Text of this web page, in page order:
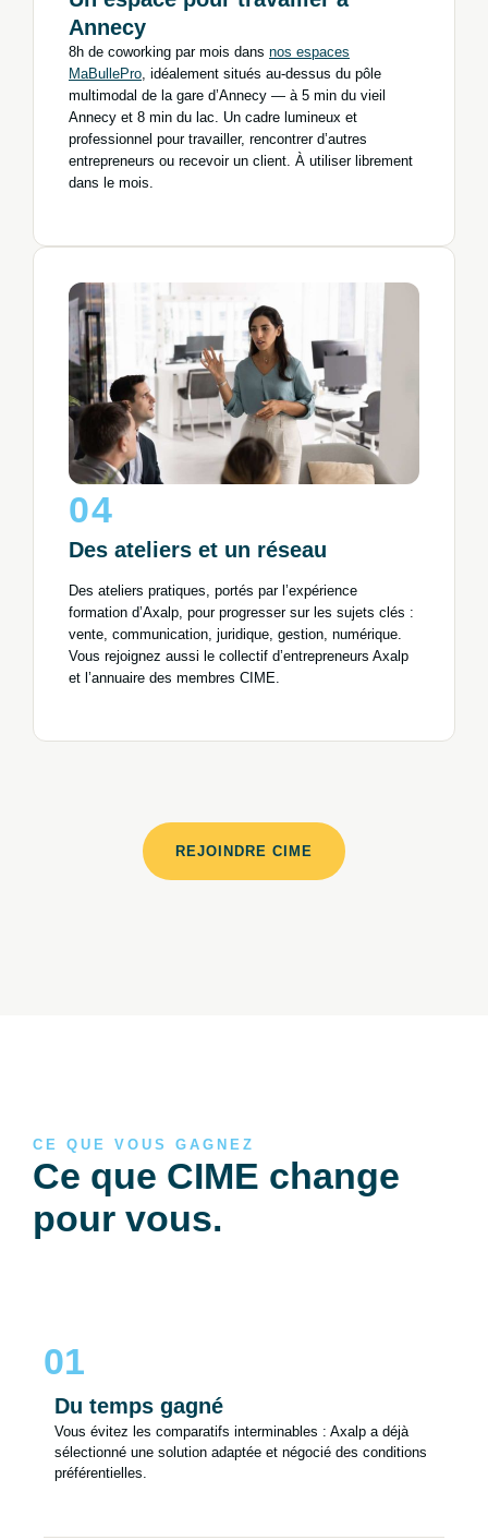
Annecy
8h de coworking par mois dans nos espaces
MaBullePro , idéalement situés au-dessus du pôle
multimodal de la gare d’Annecy — à 5 min du vieil
Annecy et 8 min du lac. Un cadre lumineux et
professionnel pour travailler, rencontrer d’autres
entrepreneurs ou recevoir un client. À utiliser librement
dans le mois.
04
Des ateliers et un réseau
Des ateliers pratiques, portés par l’expérience
formation d’Axalp, pour progresser sur les sujets clés :
vente, communication, juridique, gestion, numérique.
Vous rejoignez aussi le collectif d’entrepreneurs Axalp
et l’annuaire des membres CIME.
REJOINDRE CIME
CE QUE VOUS GAGNEZ
Ce que CIME change
pour vous.
01
Du temps gagné
Vous évitez les comparatifs interminables : Axalp a déjà
sélectionné une solution adaptée et négocié des conditions
préférentielles.